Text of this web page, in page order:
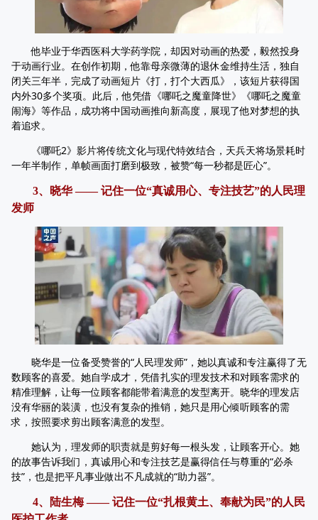
他毕业于华西医科大学药学院，却因对动画的热爱，毅然投身
于动画行业。在创作初期，他靠母亲微薄的退休金维持生活，独自
闭关三年半，完成了动画短片《打，打个大西瓜》，该短片获得国
内外30多个奖项。此后，他凭借《哪吒之魔童降世》《哪吒之魔童
闹海》等作品，成功将中国动画推向新高度，展现了他对梦想的执
着追求。
《哪吒2》影片将传统文化与现代特效结合，天兵天将场景耗时
一年半制作，单帧画面打磨到极致，被赞“每一秒都是匠心”。
3、晓华 —— 记住一位“真诚用心、专注技艺”的人民理
发师
晓华是一位备受赞誉的“人民理发师”，她以真诚和专注赢得了无
数顾客的喜爱。她自学成才，凭借扎实的理发技术和对顾客需求的
精准理解，让每一位顾客都能带着满意的发型离开。晓华的理发店
没有华丽的装潢，也没有复杂的推销，她只是用心倾听顾客的需
求，按照要求剪出顾客满意的发型。
她认为，理发师的职责就是剪好每一根头发，让顾客开心。她
的故事告诉我们，真诚用心和专注技艺是赢得信任与尊重的“必杀
技”，也是把平凡事业做出不凡成就的“助力器”。
4、陆生梅 —— 记住一位“扎根黄土、奉献为民”的人民